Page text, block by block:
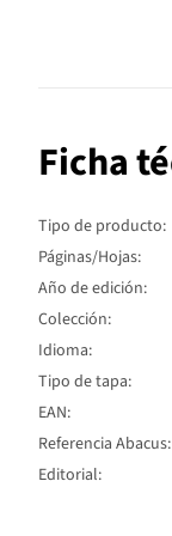
Ficha
Tipo de producto:
Páginas/Hojas:
Año de edición:
Colección:
Idioma:
Tipo de tapa:
EAN:
Referencia Abacus:
Editorial: